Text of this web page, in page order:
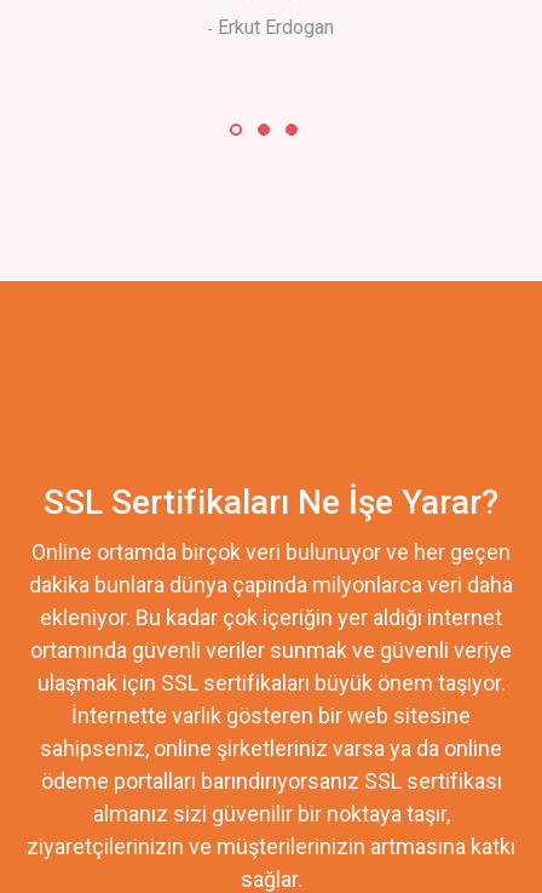
Erkut Erdogan
SSL Sertifikaları Ne İşe Yarar?
Online ortamda birçok veri bulunuyor ve her geçen
dakika bunlara dünya çapında milyonlarca veri daha
ekleniyor. Bu kadar çok içeriğin yer aldığı internet
ortamında güvenli veriler sunmak ve güvenli veriye
ulaşmak için SSL sertifikaları büyük önem taşıyor.
İnternette varlık gösteren bir web sitesine
sahipseniz, online şirketleriniz varsa ya da online
ödeme portalları barındırıyorsanız SSL sertifikası
almanız sizi güvenilir bir noktaya taşır,
ziyaretçilerinizin ve müşterilerinizin artmasına katkı
sağlar.